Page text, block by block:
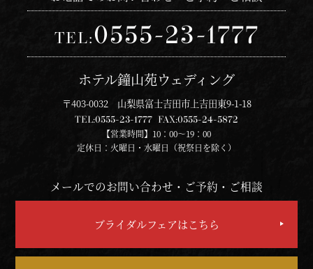
TEL:0555-23-1777
ホテル鐘山苑ウェディング
〒403-0032 山梨県富士吉田市上吉田東9-1-18
TEL:0555-23-1777 FAX:0555-24-5872
【営業時間】10：00～19：00
定休日：火曜日・水曜日（祝祭日を除く）
メールでのお問い合わせ・ご予約・ご相談
ブライダルフェアはこちら